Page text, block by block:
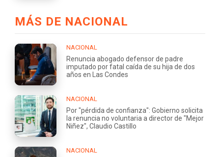
MÁS DE NACIONAL
NACIONAL
Renuncia abogado defensor de padre
imputado por fatal caída de su hija de dos
años en Las Condes
NACIONAL
Por "pérdida de confianza": Gobierno solicita
la renuncia no voluntaria a director de "Mejor
Niñez", Claudio Castillo
NACIONAL